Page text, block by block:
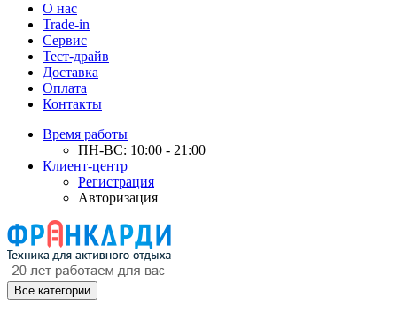
О нас
Trade-in
Сервис
Тест-драйв
Доставка
Оплата
Контакты
Время работы
ПН-ВС: 10:00 - 21:00
Клиент-центр
Регистрация
Авторизация
Все категории